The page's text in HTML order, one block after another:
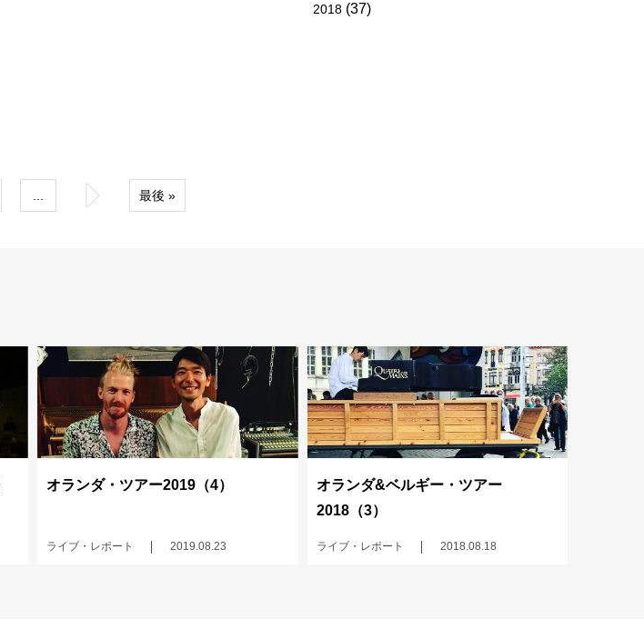
» 最後 »
オランダ・ツアー2019（4）
ライブ・レポート 2019.08.23
オランダ&ベルギー・ツアー
2018（3）
ライブ・レポート 2018.08.18
2018 (37)